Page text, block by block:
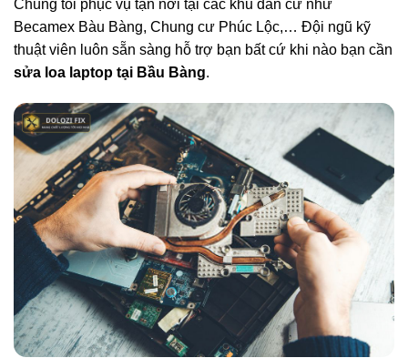
Chúng tôi phục vụ tận nơi tại các khu dân cư như
Becamex Bàu Bàng, Chung cư Phúc Lộc,… Đội ngũ kỹ
thuật viên luôn sẵn sàng hỗ trợ bạn bất cứ khi nào bạn cần
sửa loa laptop tại Bầu Bàng.